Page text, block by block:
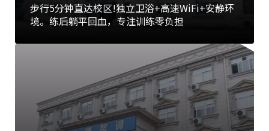
步行5分钟直达校区!独立卫浴+高速WiFi+安静环
境。练后躺平回血，专注训练零负担